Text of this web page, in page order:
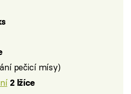
pečicí mísy)
2 lžíce